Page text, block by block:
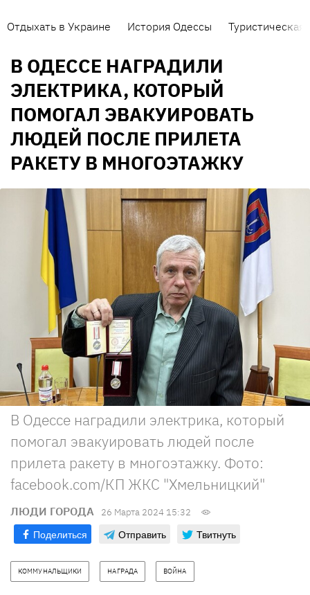
Отдыхать в Украине История Одессы Туристическая
В ОДЕССЕ НАГРАДИЛИ
ЭЛЕКТРИКА, КОТОРЫЙ
ПОМОГАЛ ЭВАКУИРОВАТЬ
ЛЮДЕЙ ПОСЛЕ ПРИЛЕТА
РАКЕТУ В МНОГОЭТАЖКУ
В Одессе наградили электрика, который
помогал эвакуировать людей после
прилета ракету в многоэтажку. Фото:
facebook.com/КП ЖКС "Хмельницкий"
ЛЮДИ ГОРОДА 26 Марта 2024 15:32
Поделиться Отправить Твитнуть
КОММУНАЛЬЩИКИ НАГРАДА ВОЙНА